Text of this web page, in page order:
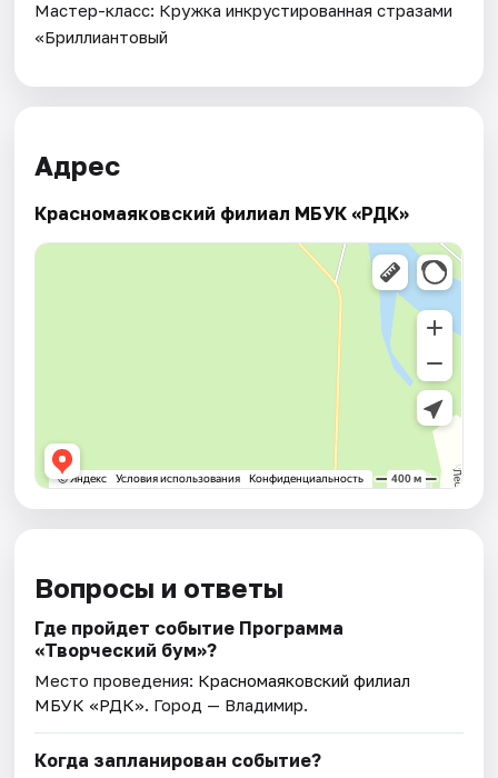
Мастер-класс: Кружка инкрустированная стразами
«Бриллиантовый
Адрес
Красномаяковский филиал МБУК «РДК»
Вопросы и ответы
Где пройдет событие Программа
«Творческий бум»?
Место проведения: Красномаяковский филиал
МБУК «РДК». Город — Владимир.
Когда запланирован событие?